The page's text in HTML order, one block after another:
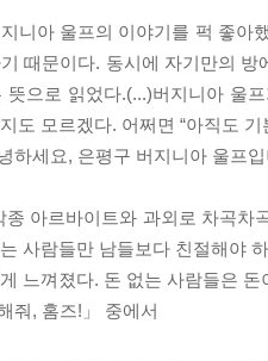
니아 울프의 이야기를 퍽 좋아
때문이다. 동시에 자기만의
뜻으로 읽었다.(...)버지니아 울
도 모르겠다. 어쩌면 “아직도
하세요, 은평구 버지니아 울프
종 아르바이트와 과외로 차곡
사람들만 남들보다 친절해야
느껴졌다. 돈 없는 사람들은
줘, 홈즈!」 중에서